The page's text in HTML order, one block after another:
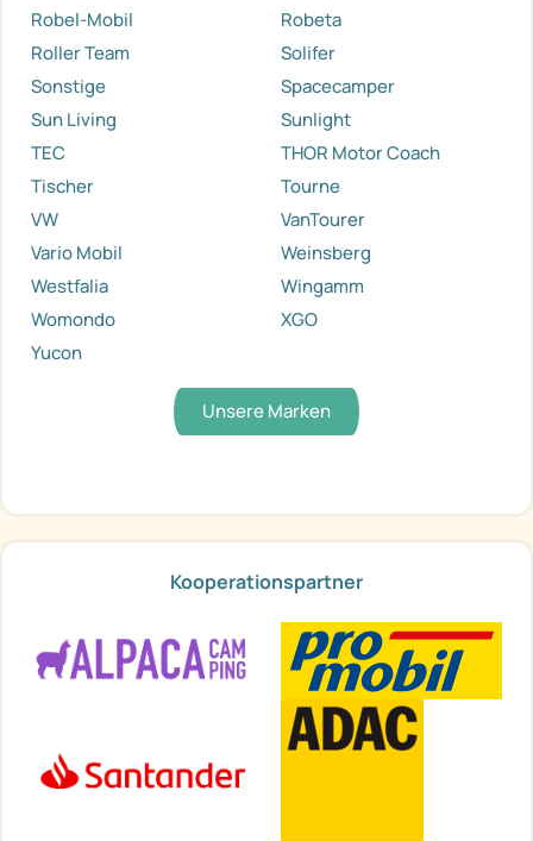
Robel-Mobil
Robeta
Roller Team
Solifer
Sonstige
Spacecamper
Sun Living
Sunlight
TEC
THOR Motor Coach
Tischer
Tourne
VW
VanTourer
Vario Mobil
Weinsberg
Westfalia
Wingamm
Womondo
XGO
Yucon
Unsere Marken
Kooperationspartner